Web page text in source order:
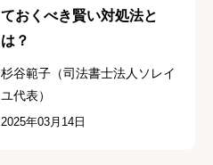
ておくべき賢い対処法と
は？
杉谷範子（司法書士法人ソレイ
ユ代表）
2025年03月14日